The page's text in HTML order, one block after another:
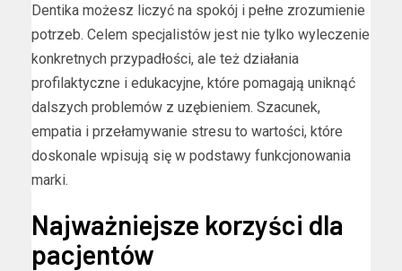
Dentika możesz liczyć na spokój i pełne zrozumienie
potrzeb. Celem specjalistów jest nie tylko wyleczenie
konkretnych przypadłości, ale też działania
profilaktyczne i edukacyjne, które pomagają uniknąć
dalszych problemów z uzębieniem. Szacunek,
empatia i przełamywanie stresu to wartości, które
doskonale wpisują się w podstawy funkcjonowania
marki.
Najważniejsze korzyści dla
pacjentów